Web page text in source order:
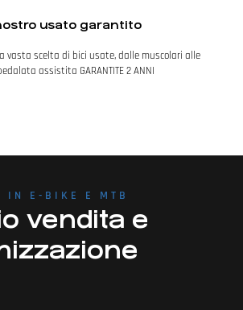
usato garantito
vasta scelta di bici usate, dalle muscolari alle
assistita GARANTITE 2 ANNI
IN E-BIKE E MTB
vendita e